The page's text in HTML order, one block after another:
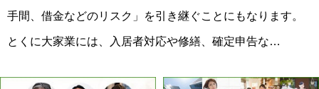
手間、借金などのリスク」を引き継ぐことにもなります。
とくに大家業には、入居者対応や修繕、確定申告な…